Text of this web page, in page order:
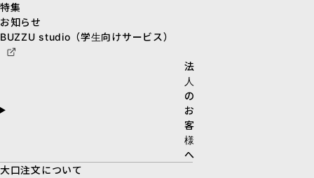
特集
お知らせ
BUZZU studio（学生向けサービス）
法
人
の
お
客
様
へ
大口注文について